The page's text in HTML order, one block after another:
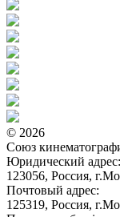
© 2026
Союз
Юридический адрес:
123056, Россия,
Почтовый адрес:
125319, Россия,